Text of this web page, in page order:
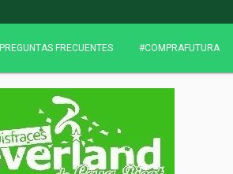
PREGUNTAS FRECUENTES #COMPRAFUTURA